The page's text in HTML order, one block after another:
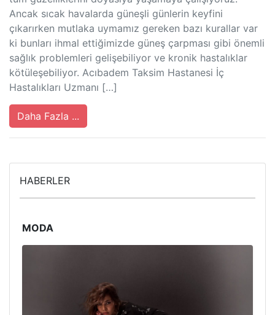
Ancak sıcak havalarda güneşli günlerin keyfini
çıkarırken mutlaka uymamız gereken bazı kurallar var
ki bunları ihmal ettiğimizde güneş çarpması gibi önemli
sağlık problemleri gelişebiliyor ve kronik hastalıklar
kötüleşebiliyor. Acıbadem Taksim Hastanesi İç
Hastalıkları Uzmanı […]
Daha Fazla ...
HABERLER
MODA